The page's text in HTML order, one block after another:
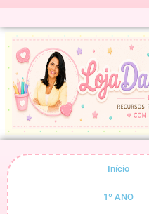
Início
1º ANO